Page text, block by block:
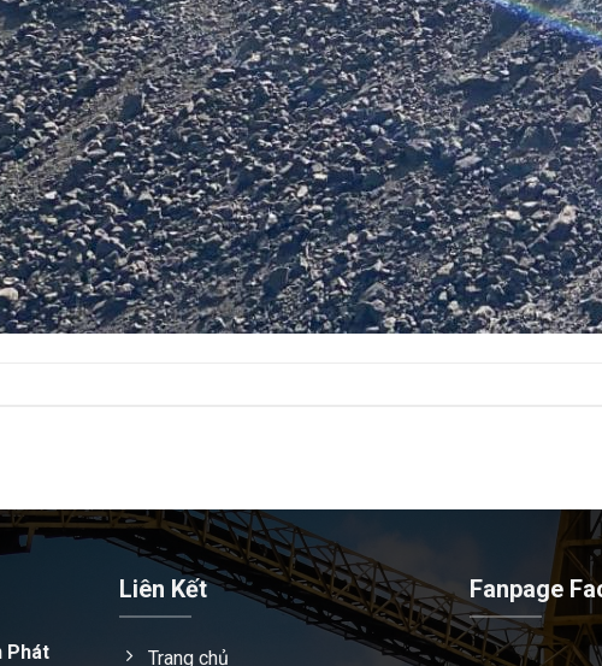
Phát
Liên Kết
Trang chủ
Fanpage